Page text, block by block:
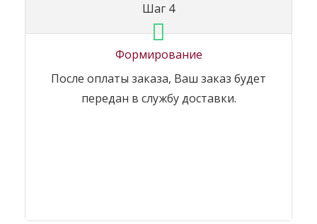
Шаг 4
Формирование
После оплаты заказа, Ваш заказ будет
передан в службу доставки.